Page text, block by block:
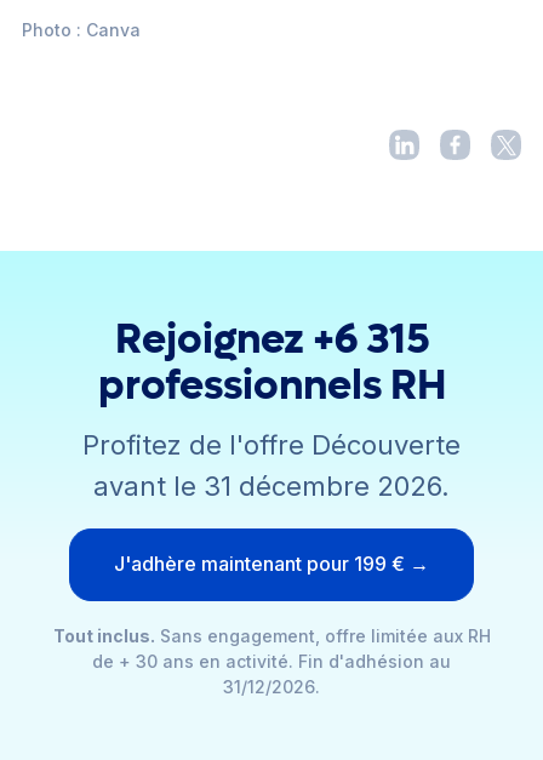
Photo : Canva
Rejoignez +6 315
professionnels RH
Profitez de l'offre Découverte
avant le 31 décembre 2026.
J'adhère maintenant pour 199 € →
Tout inclus. Sans engagement, offre limitée aux RH
de + 30 ans en activité. Fin d'adhésion au
31/12/2026.